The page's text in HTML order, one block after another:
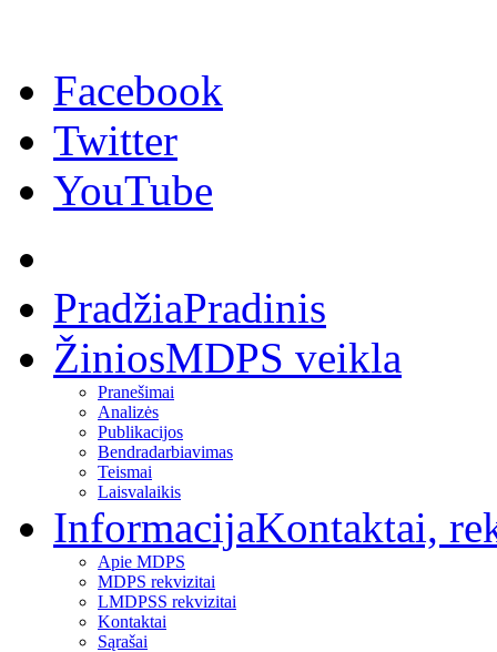
Facebook
Twitter
YouTube
PradžiaPradinis
ŽiniosMDPS veikla
Pranešimai
Analizės
Publikacijos
Bendradarbiavimas
Teismai
Laisvalaikis
InformacijaKontaktai,
Apie MDPS
MDPS rekvizitai
LMDPSS rekvizitai
Kontaktai
Sąrašai